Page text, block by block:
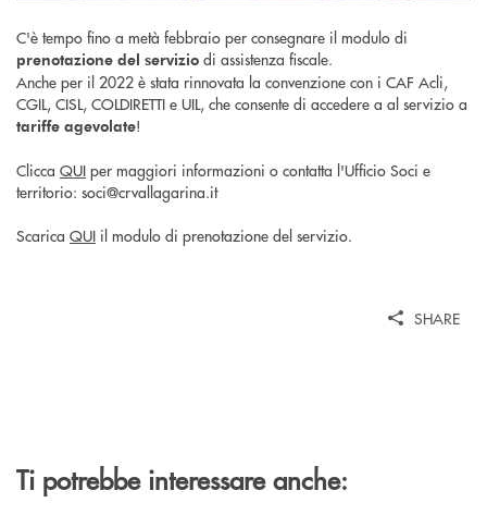
C'è tempo fino a metà febbraio per consegnare il modulo di
prenotazione del servizio di assistenza fiscale.
Anche per il 2022 è stata rinnovata la convenzione con i CAF Acli,
CGIL, CISL, COLDIRETTI e UIL, che consente di accedere a al servizio a
tariffe agevolate!
Clicca QUI per maggiori informazioni o contatta l'Ufficio Soci e
territorio: soci@crvallagarina.it
Scarica QUI il modulo di prenotazione del servizio.
SHARE
Ti potrebbe interessare anche: